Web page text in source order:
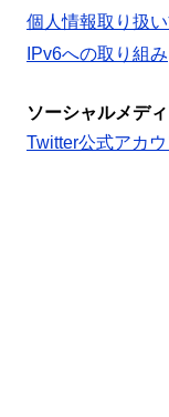
個人情報取り扱
IPv6への取り組み
ソーシャルメデ
Twitter公式アカウ